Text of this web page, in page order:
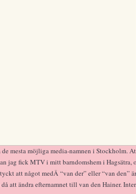
mesta möjliga media-namnen i Stockholm.
jag fick MTV i mitt barndomshem i Hagsätra,
att något medÂ “van der” eller “van den”
att ändra efternamnet till van den Hainer.